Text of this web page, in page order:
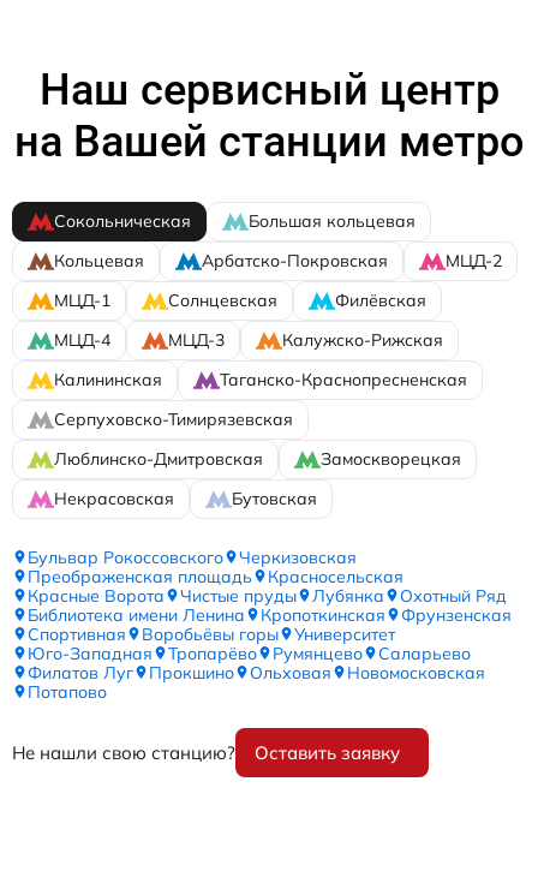
Наш сервисный центр
на Вашей станции метро
Сокольническая
Большая кольцевая
Кольцевая
Арбатско-Покровская
МЦД-2
МЦД-1
Солнцевская
Филёвская
МЦД-4
МЦД-3
Калужско-Рижская
Калининская
Таганско-Краснопресненская
Серпуховско-Тимирязевская
Люблинско-Дмитровская
Замоскворецкая
Некрасовская
Бутовская
Бульвар Рокоссовского
Черкизовская
Преображенская площадь
Красносельская
Красные Ворота
Чистые пруды Лубянка
Охотный Ряд
Библиотека имени Ленина
Кропоткинская
Фрунзенская
Спортивная
Воробьёвы горы
Университет
Юго-Западная
Тропарёво Румянцево
Саларьево
Филатов Луг
Прокшино Ольховая
Новомосковская
Потапово
Не нашли свою станцию? Оставить заявку